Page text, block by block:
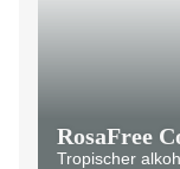
RosaFree
Tropischer